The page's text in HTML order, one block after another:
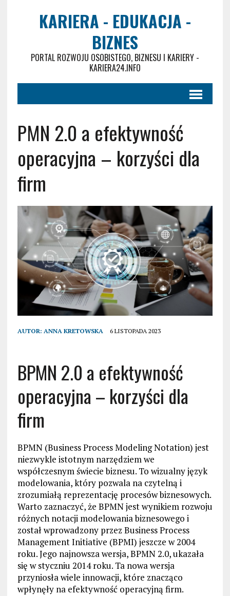
KARIERA - EDUKACJA -
BIZNES
PORTAL ROZWOJU OSOBISTEGO, BIZNESU I KARIERY -
KARIERA24.INFO
PMN 2.0 a efektywność
operacyjna – korzyści dla
firm
AUTOR: ANNA KRETOWSKA 6 LISTOPADA 2023
BPMN 2.0 a efektywność
operacyjna – korzyści dla
firm
BPMN (Business Process Modeling Notation) jest
niezwykle istotnym narzędziem we
współczesnym świecie biznesu. To wizualny język
modelowania, który pozwala na czytelną i
zrozumiałą reprezentację procesów biznesowych.
Warto zaznaczyć, że BPMN jest wynikiem rozwoju
różnych notacji modelowania biznesowego i
został wprowadzony przez Business Process
Management Initiative (BPMI) jeszcze w 2004
roku. Jego najnowsza wersja, BPMN 2.0, ukazała
się w styczniu 2014 roku. Ta nowa wersja
przyniosła wiele innowacji, które znacząco
wpłynęły na efektywność operacyjną firm.